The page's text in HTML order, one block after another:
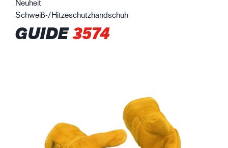
Neuheit
Schweiß-/Hitzeschutzhandschuh
GUIDE3574